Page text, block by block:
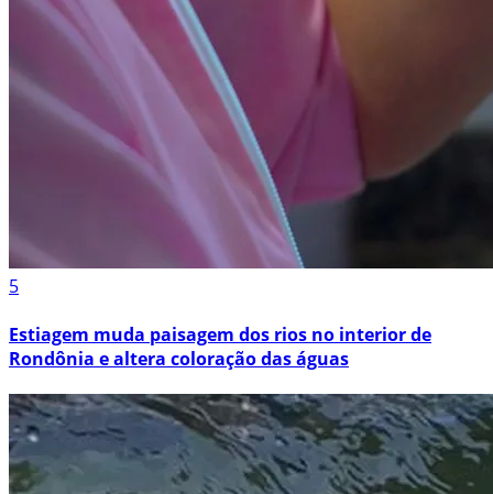
5
Estiagem muda paisagem dos rios no interior de
Rondônia e altera coloração das águas